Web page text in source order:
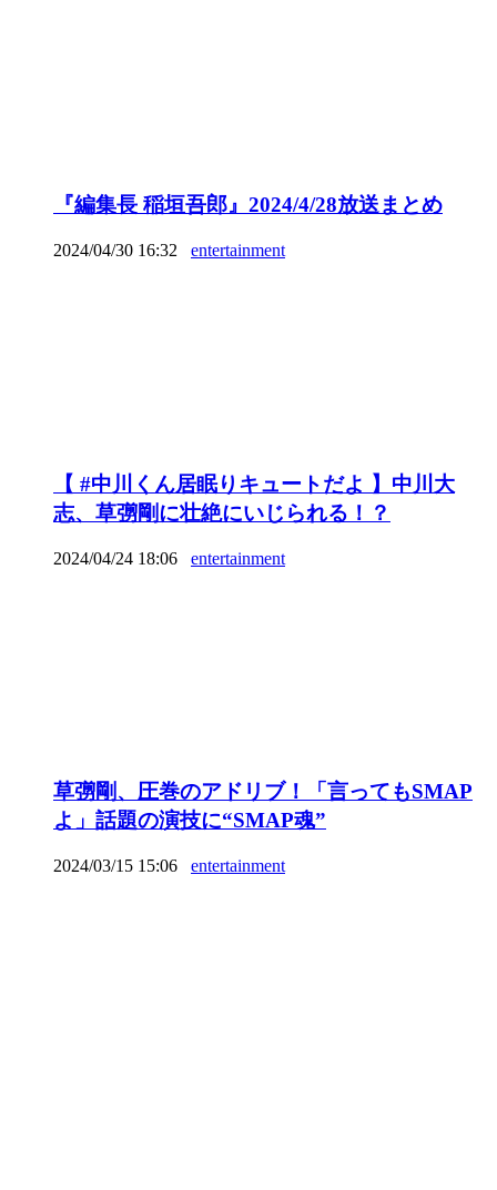
『編集長 稲垣吾郎』2024/4/28放送まとめ
2024/04/30 16:32 entertainment
【 #中川くん居眠りキュートだよ 】中川大
志、草彅剛に壮絶にいじられる！？
2024/04/24 18:06 entertainment
草彅剛、圧巻のアドリブ！「言ってもSMAP
よ」話題の演技に“SMAP魂”
2024/03/15 15:06 entertainment